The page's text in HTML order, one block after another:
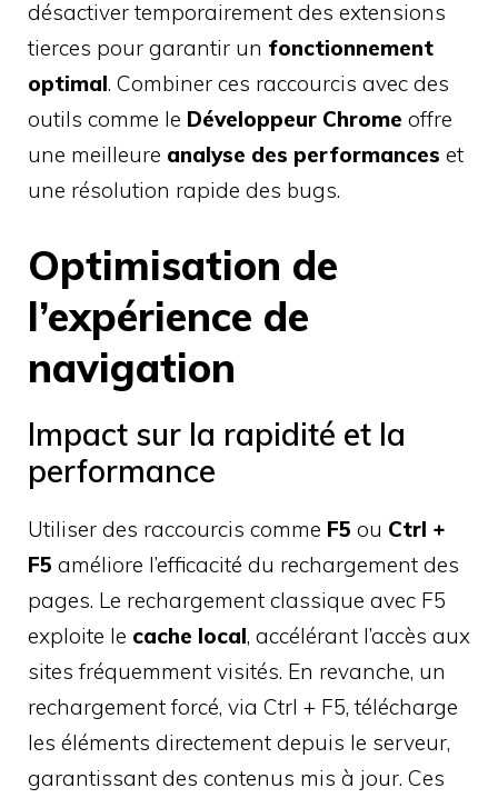
désactiver temporairement des extensions
tierces pour garantir un fonctionnement
optimal. Combiner ces raccourcis avec des
outils comme le Développeur Chrome offre
une meilleure analyse des performances et
une résolution rapide des bugs.
Optimisation de
l’expérience de
navigation
Impact sur la rapidité et la
performance
Utiliser des raccourcis comme F5 ou Ctrl +
F5 améliore l’efficacité du rechargement des
pages. Le rechargement classique avec F5
exploite le cache local, accélérant l’accès aux
sites fréquemment visités. En revanche, un
rechargement forcé, via Ctrl + F5, télécharge
les éléments directement depuis le serveur,
garantissant des contenus mis à jour. Ces